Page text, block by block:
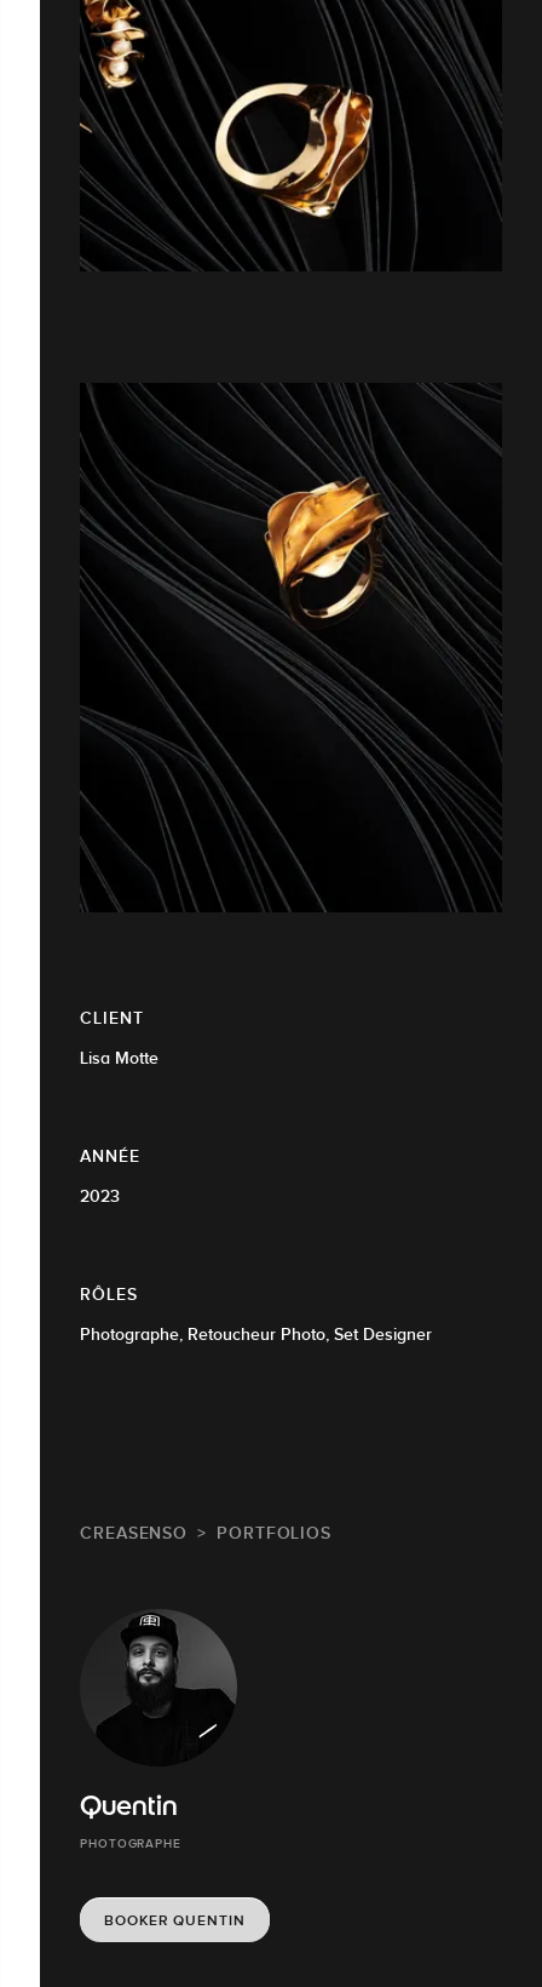
CLIENT
Lisa Motte
ANNÉE
2023
RÔLES
Photographe, Retoucheur Photo, Set Designer
CREASENSO PORTFOLIOS
Quentin
PHOTOGRAPHE
BOOKER QUENTIN